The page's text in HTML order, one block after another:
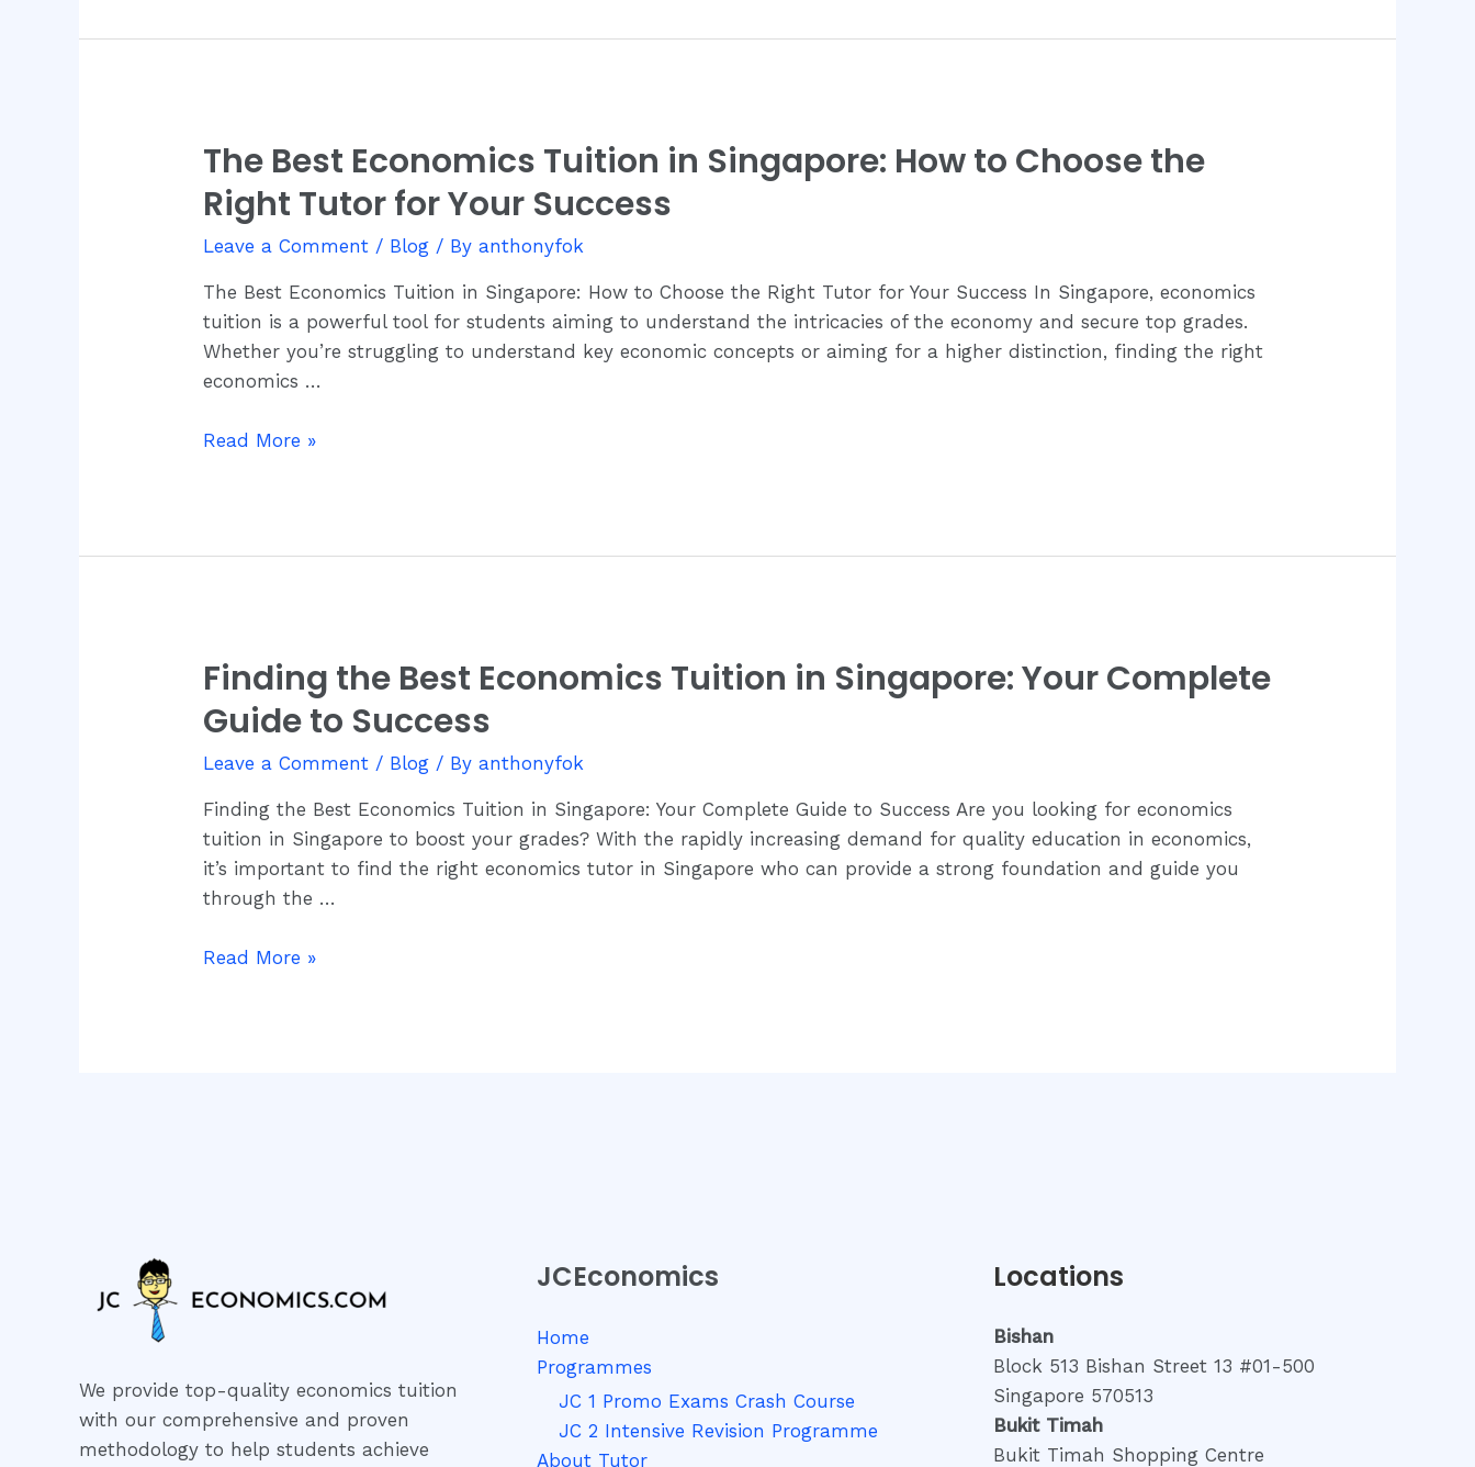
The Best Economics Tuition in Singapore: How to Choose the
Right Tutor for Your Success
Leave a Comment / Blog / Byanthonyfok
The Best Economics Tuition in Singapore: How to Choose the Right Tutor for Your Success In Singapore, economics
tuition is a powerful tool for students aiming to understand the intricacies of the economy and secure top grades.
Whether you’re struggling to understand key economic concepts or aiming for a higher distinction, finding the right
economics …
The
Economics
Tuition
Singapore:
How
to
Choose
Right
Read More »
Finding the Best Economics Tuition in Singapore: Your Complete
Guide to Success
Leave a Comment / Blog / Byanthonyfok
Finding the Best Economics Tuition in Singapore: Your Complete Guide to Success Are you looking for economics
tuition in Singapore to boost your grades? With the rapidly increasing demand for quality education in economics,
it’s important to find the right economics tutor in Singapore who can provide a strong foundation and guide you
through the …
Finding
Best
Economics
in
Singapore:
Your
Complete
to
Read More »
We provide top-quality economics tuition
with our comprehensive and proven
methodology to help students achieve
JCEconomics
Home
Programmes
JC 1 Promo Exams Crash Course
JC 2 Intensive Revision Programme
About Tutor
Locations
Bishan
Block 513 Bishan Street 13 #01-500
Singapore 570513
Bukit Timah
Bukit Timah Shopping Centre